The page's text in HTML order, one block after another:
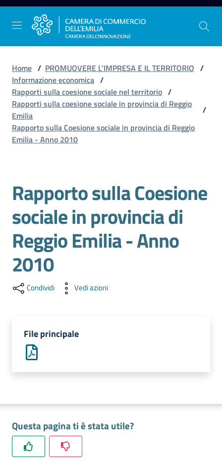
Vai al contenuto
Vai alla navigazione
Vai al footer
La
Camera
dell'Emilia
Promuovere
l'impresa
e
il
territorio
Consumatore
in
Home / PROMUOVERE L'IMPRESA E IL TERRITORIO /
Informazione economica /
Rapporti sulla coesione sociale nel territorio /
Rapporti sulla coesione sociale in provincia di Reggio
Emilia
/
Rapporto sulla Coesione sociale in provincia di Reggio
Emilia - Anno 2010
Rapporto sulla Coesione
sociale in provincia di
Reggio Emilia - Anno
2010
Condividi Vedi azioni
File principale
Questa pagina ti è stata utile?